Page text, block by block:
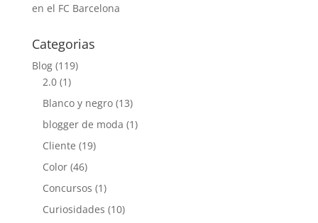
en el FC Barcelona
Categorias
Blog(119)
2.0(1)
Blanco y negro(13)
blogger de moda (1)
Cliente (19)
Color(46)
Concursos (1)
Curiosidades (10)